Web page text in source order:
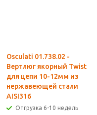
Osculati 01.738.02 -
Вертлюг якорный Twist
для цепи 10-12мм из
нержавеющей стали
AISI316
Отгрузка 6-10 недель